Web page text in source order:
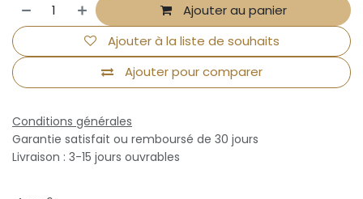
Ajouter au panier
Ajouter pour comparer
Ajouter à la liste de souhaits
Conditions générales
Garantie satisfait ou remboursé de 30 jours
Livraison : 3-15 jours ouvrables